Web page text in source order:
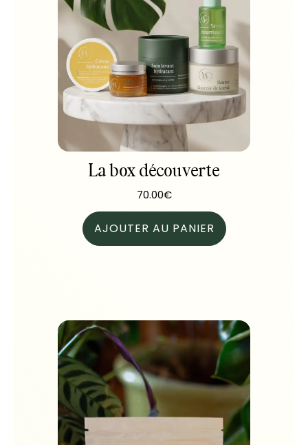
La box découverte
70.00€
AJOUTER AU PANIER